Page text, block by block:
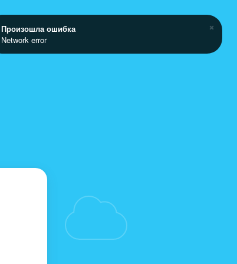
Произошла ошибка
Network error